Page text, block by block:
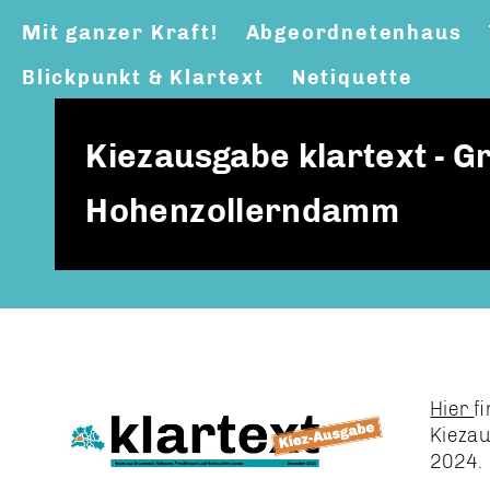
Mit ganzer Kraft! Abgeordnetenhaus
Blickpunkt & Klartext
Netiquette
Kiezausgabe klartext -
Hohenzollerndamm
Hier
2024.